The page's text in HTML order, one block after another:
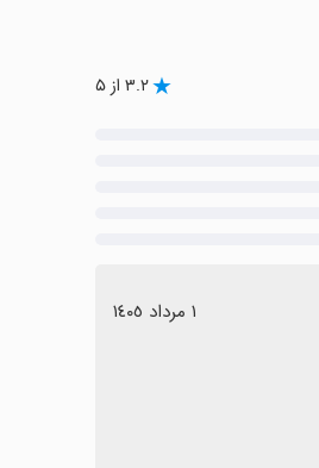
۳.۲ از ۵
١ مرداد ١٤٠٥